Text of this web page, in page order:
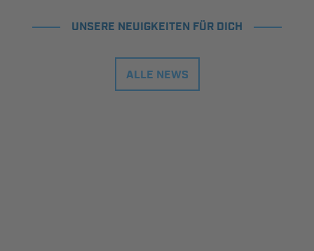
UNSERE NEUIGKEITEN FÜR DICH
ALLE NEWS